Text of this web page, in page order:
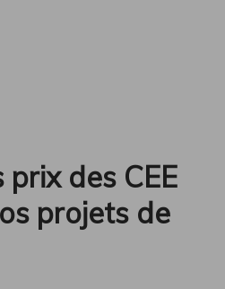
des CEE
projets de